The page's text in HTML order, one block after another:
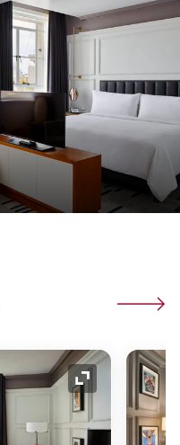
확장 아이콘